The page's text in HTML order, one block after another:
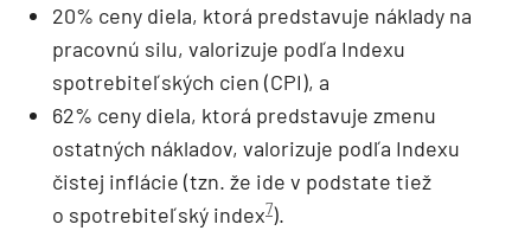
20% ceny diela, ktorá predstavuje náklady na
pracovnú silu, valorizuje podľa Indexu
spotrebiteľských cien (CPI), a
62% ceny diela, ktorá predstavuje zmenu
ostatných nákladov, valorizuje podľa Indexu
čistej inflácie (tzn. že ide v podstate tiež
o spotrebiteľský index7).